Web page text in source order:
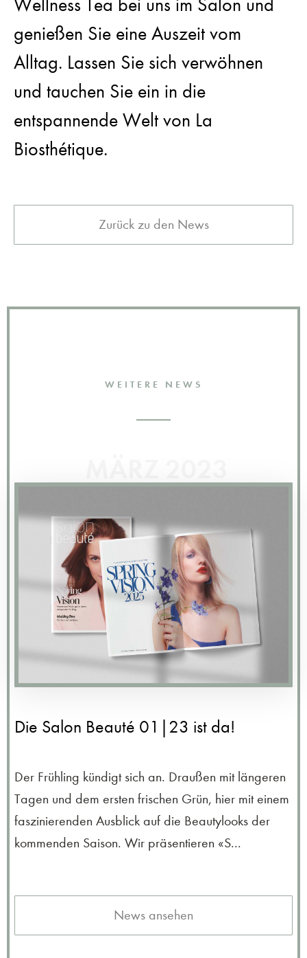
Wellness Tea bei uns im Salon und
genießen Sie eine Auszeit vom
Alltag. Lassen Sie sich verwöhnen
und tauchen Sie ein in die
entspannende Welt von La
Biosthétique.
Zurück zu den News
WEITERE NEWS
Die Salon Beauté 01|23 ist da!
Der Frühling kündigt sich an. Draußen mit längeren
Tagen und dem ersten frischen Grün, hier mit einem
faszinierenden Ausblick auf die Beautylooks der
kommenden Saison. Wir präsentieren «S...
News ansehen